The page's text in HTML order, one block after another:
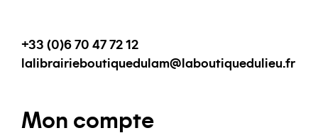
+33 (0)6 70 47 72 12
lalibrairieboutiquedulam@laboutiquedulieu.fr
Mon compte